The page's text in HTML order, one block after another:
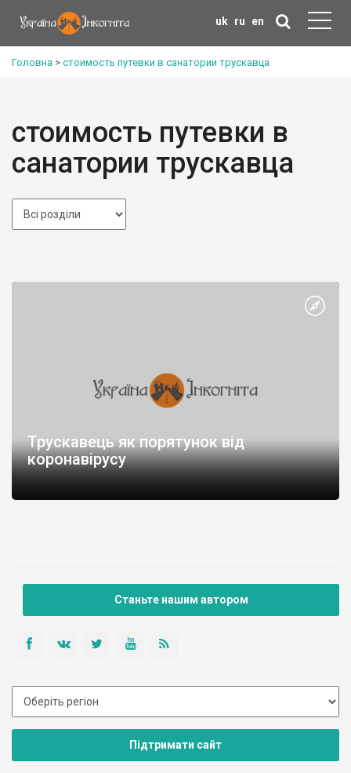
uk ru en
Головна > стоимость путевки в санатории трускавца
стоимость путевки в
санатории трускавца
Трускавець як порятунок від
коронавірусу
Станьте нашим автором
Підтримати сайт